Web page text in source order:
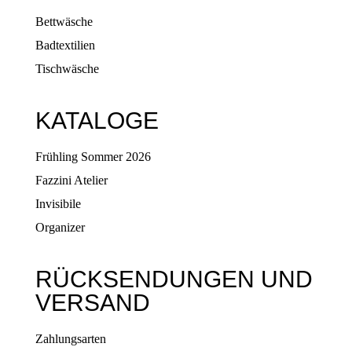
Bettwäsche
Badtextilien
Tischwäsche
KATALOGE
Frühling Sommer 2026
Fazzini Atelier
Invisibile
Organizer
RÜCKSENDUNGEN UND
VERSAND
Zahlungsarten